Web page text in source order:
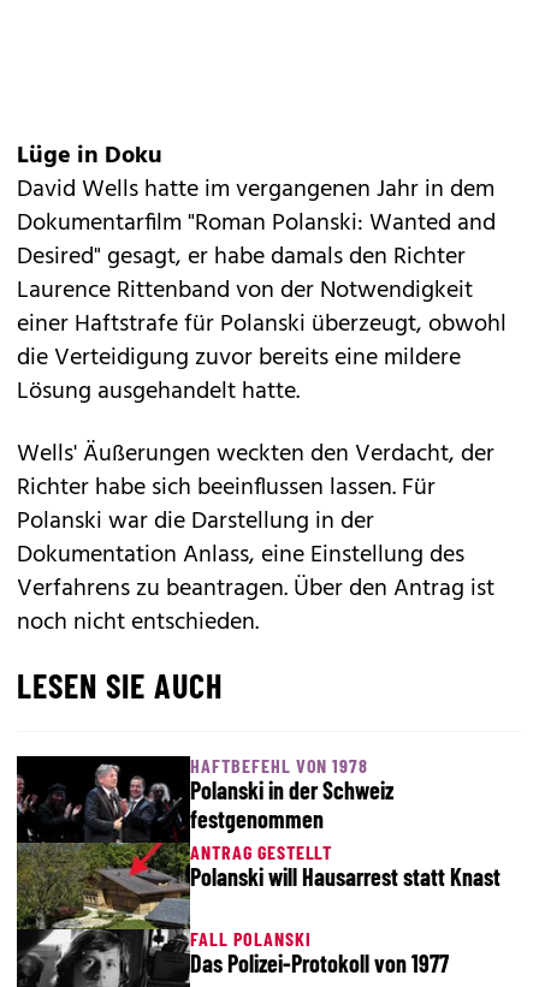
Lüge in Doku
David Wells hatte im vergangenen Jahr in dem
Dokumentarfilm "Roman Polanski: Wanted and
Desired" gesagt, er habe damals den Richter
Laurence Rittenband von der Notwendigkeit
einer Haftstrafe für Polanski überzeugt, obwohl
die Verteidigung zuvor bereits eine mildere
Lösung ausgehandelt hatte.
Wells' Äußerungen weckten den Verdacht, der
Richter habe sich beeinflussen lassen. Für
Polanski war die Darstellung in der
Dokumentation Anlass, eine Einstellung des
Verfahrens zu beantragen. Über den Antrag ist
noch nicht entschieden.
LESEN SIE AUCH
HAFTBEFEHL VON 1978
Polanski in der Schweiz
festgenommen
ANTRAG GESTELLT
Polanski will Hausarrest statt Knast
FALL POLANSKI
Das Polizei-Protokoll von 1977